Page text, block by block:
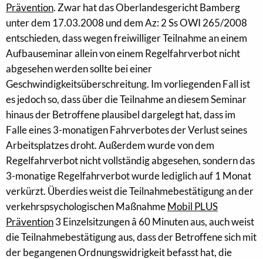
Prävention. Zwar hat das Oberlandesgericht Bamberg
unter dem 17.03.2008 und dem Az: 2 Ss OWI 265/2008
entschieden, dass wegen freiwilliger Teilnahme an einem
Aufbauseminar allein von einem Regelfahrverbot nicht
abgesehen werden sollte bei einer
Geschwindigkeitsüberschreitung. Im vorliegenden Fall ist
es jedoch so, dass über die Teilnahme an diesem Seminar
hinaus der Betroffene plausibel dargelegt hat, dass im
Falle eines 3-monatigen Fahrverbotes der Verlust seines
Arbeitsplatzes droht. Außerdem wurde von dem
Regelfahrverbot nicht vollständig abgesehen, sondern das
3-monatige Regelfahrverbot wurde lediglich auf 1 Monat
verkürzt. Überdies weist die Teilnahmebestätigung an der
verkehrspsychologischen MaßnahmeMobil PLUS
Prävention3 Einzelsitzungen â 60 Minuten aus, auch weist
die Teilnahmebestätigung aus, dass der Betroffene sich mit
der begangenen Ordnungswidrigkeit befasst hat, die